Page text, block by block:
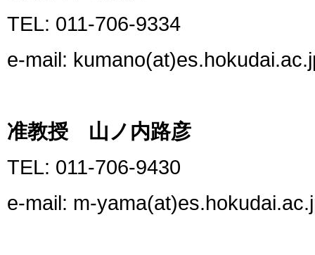
TEL: 011-706-9334
e-mail:
准教授 山ノ内路彦
TEL: 011-706-9430
e-mail: m-